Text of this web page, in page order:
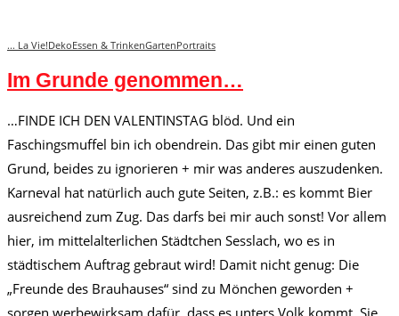
... La Vie!DekoEssen & TrinkenGartenPortraits
Im Grunde genommen…
…FINDE ICH DEN VALENTINSTAG blöd. Und ein
Faschingsmuffel bin ich obendrein. Das gibt mir einen guten
Grund, beides zu ignorieren + mir was anderes auszudenken.
Karneval hat natürlich auch gute Seiten, z.B.: es kommt Bier
ausreichend zum Zug. Das darfs bei mir auch sonst! Vor allem
hier, im mittelalterlichen Städtchen Sesslach, wo es in
städtischem Auftrag gebraut wird! Damit nicht genug: Die
„Freunde des Brauhauses“ sind zu Mönchen geworden +